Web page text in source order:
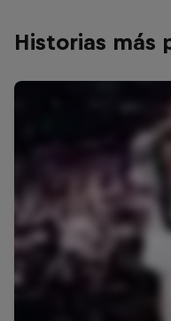
Historias más